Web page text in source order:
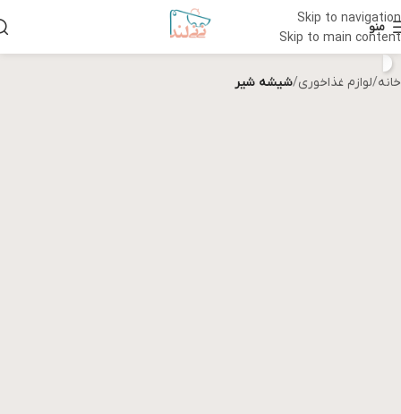
Skip to navigation
Skip to main content
منو
خانه لوازم غذاخوری شیشه شیر